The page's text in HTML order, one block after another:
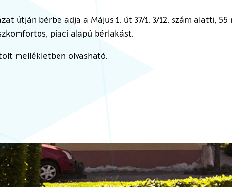
útján bérbe adja a Május 1. út 37/1. 3/12. szám alatti,
piaci alapú bérlakást.
mellékletben olvasható.